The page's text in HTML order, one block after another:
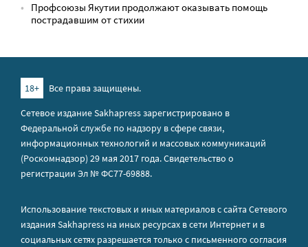
Профсоюзы Якутии продолжают оказывать помощь
пострадавшим от стихии
18+
Все права защищены.
Сетевое издание Sakhapress зарегистрировано в
Федеральной службе по надзору в сфере связи,
информационных технологий и массовых коммуникаций
(Роскомнадзор) 29 мая 2017 года. Свидетельство о
регистрации Эл № ФС77-69888.
Использование текстовых и иных материалов с сайта Сетевого
издания Sakhapress на иных ресурсах в сети Интернет и в
социальных сетях разрешается только с письменного согласия